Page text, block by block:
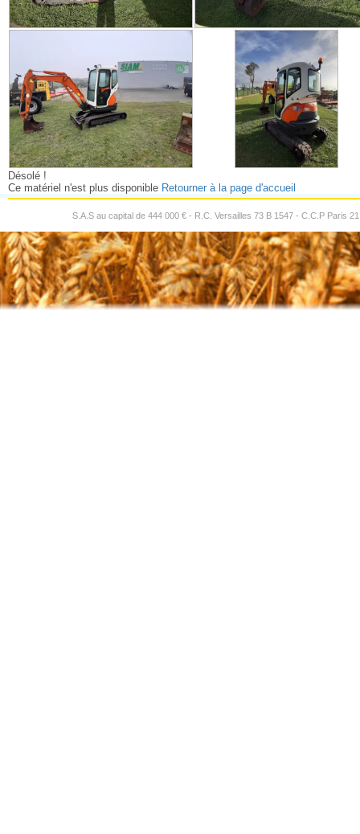
Désolé !
Ce matériel n'est plus disponible Retourner à la page d'accueil
S.A.S au capital de 444 000 € - R.C. Versailles 73 B 1547 - C.C.P Paris